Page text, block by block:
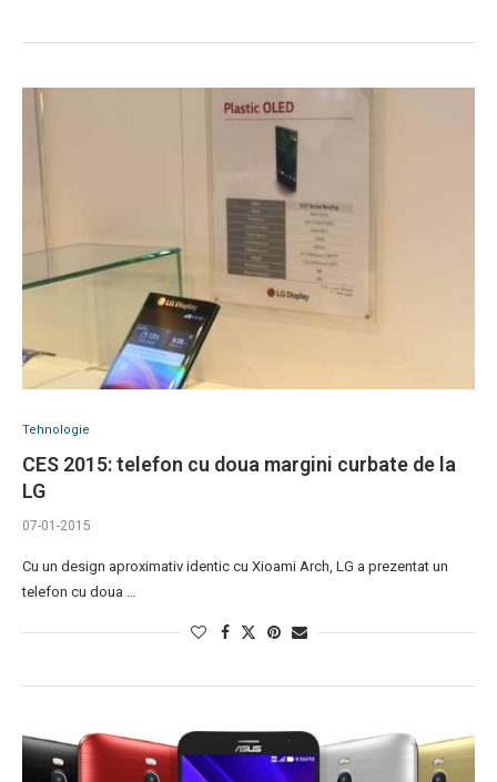
Tehnologie
CES 2015: telefon cu doua margini curbate de la
LG
07-01-2015
Cu un design aproximativ identic cu Xioami Arch, LG a prezentat un
telefon cu doua …